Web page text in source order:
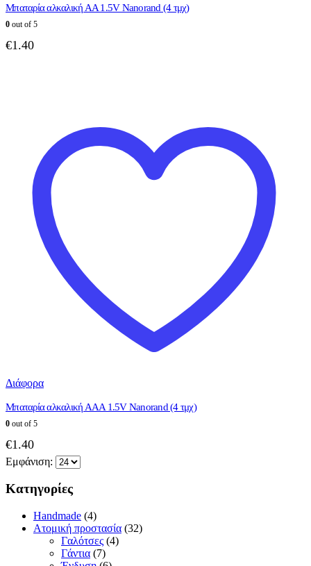
Μπαταρία αλκαλική ΑΑ 1.5V Nanorand (4 τμχ)
0 out of 5
€1.40
Διάφορα
Μπαταρία αλκαλική ΑΑΑ 1.5V Nanorand (4 τμχ)
0 out of 5
€1.40
Εμφάνιση:
Κατηγορίες
Handmade (4)
Ατομική προστασία (32)
Γαλότσες (4)
Γάντια (7)